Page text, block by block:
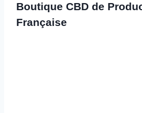
Boutique CBD de
Française